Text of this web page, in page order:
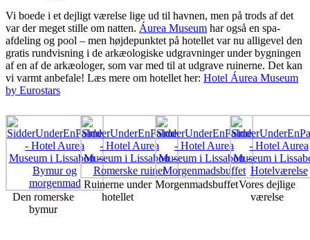
Vi boede i et dejligt værelse lige ud til havnen, men på trods af det
var der meget stille om natten. Áurea Museum har også en spa-
afdeling og pool – men højdepunktet på hotellet var nu alligevel den
gratis rundvisning i de arkæologiske udgravninger under bygningen
af en af de arkæologer, som var med til at udgrave ruinerne. Det kan
vi varmt anbefale! Læs mere om hotellet her: Hotel Áurea Museum
by Eurostars
Den romerske
bymur
Ruinerne under
hotellet
MorgenmadsbuffetVores dejlige
værelse